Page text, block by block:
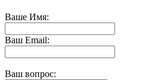
Ваше Имя:
Ваш Email:
Ваш вопрос: